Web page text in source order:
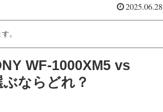
2025.06.28
。
WF-1000XM5 vs
ならどれ？